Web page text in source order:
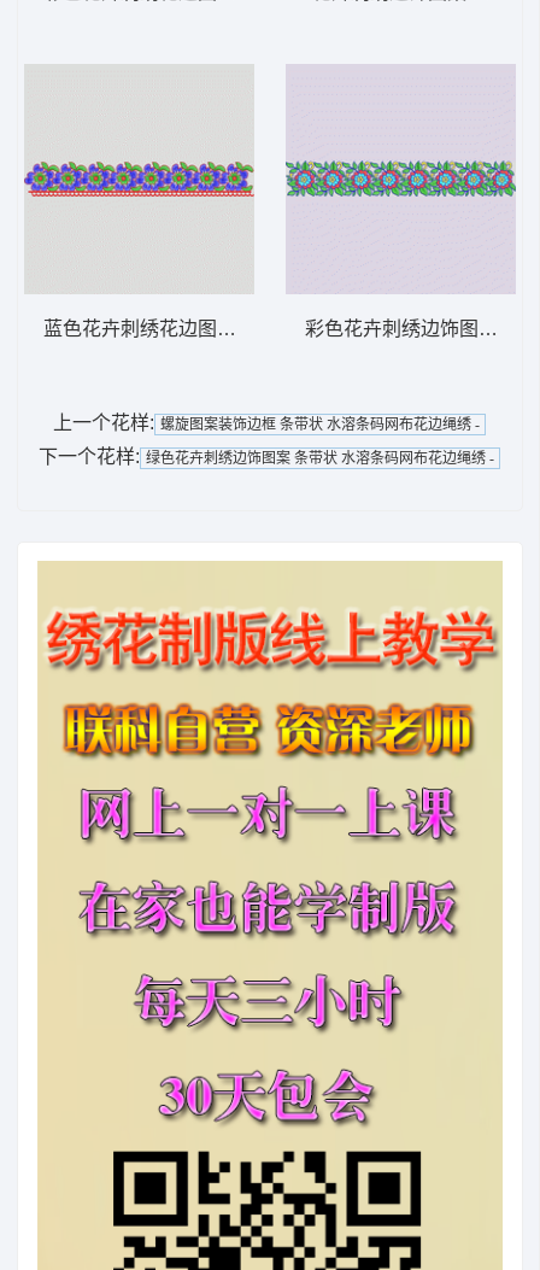
蓝色花卉刺绣花边图案 条带状 水溶条码网布
彩色花卉刺绣边饰图案 条
上一个花样: 螺旋图案装饰边框 条带状 水溶条码网布花边绳绣 -
下一个花样: 绿色花卉刺绣边饰图案 条带状 水溶条码网布花边绳绣 -